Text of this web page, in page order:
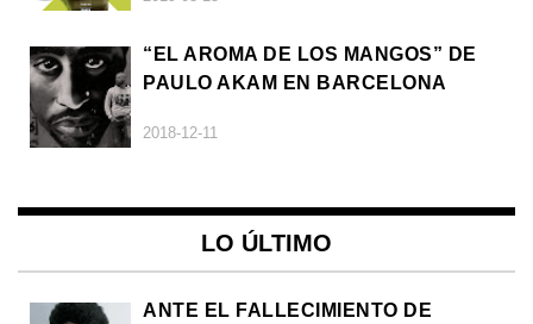
“EL AROMA DE LOS MANGOS” DE
PAULO AKAM EN BARCELONA
2018-12-11
LO ÚLTIMO
ANTE EL FALLECIMIENTO DE